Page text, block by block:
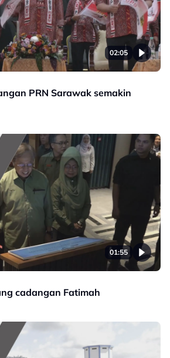
02:05
PRN Sarawak semakin
01:55
cadangan Fatimah